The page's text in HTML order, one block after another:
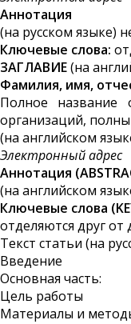
Аннотация
(на русском языке)
Ключевые слова:
ЗАГЛАВИЕ(на
Фамилия, имя,
Полное название
организаций,
(на английском
Электронный адрес
Аннотация (
(на английском
Ключевые слова (
отделяются друг от
Текст статьи (на
Введение
Основная часть:
Цель работы
Материалы и